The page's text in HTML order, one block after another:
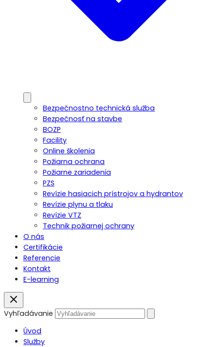
Bezpečnostno technická služba
Bezpečnosť na stavbe
BOZP
Facility
Online školenia
Požiarna ochrana
Požiarne zariadenia
PZS
Revízie hasiacich prístrojov a hydrantov
Revízie plynu a tlaku
Revízie VTZ
Technik požiarnej ochrany
O nás
Certifikácie
Referencie
Kontakt
E-learning
Vyhľadávanie
Úvod
Služby